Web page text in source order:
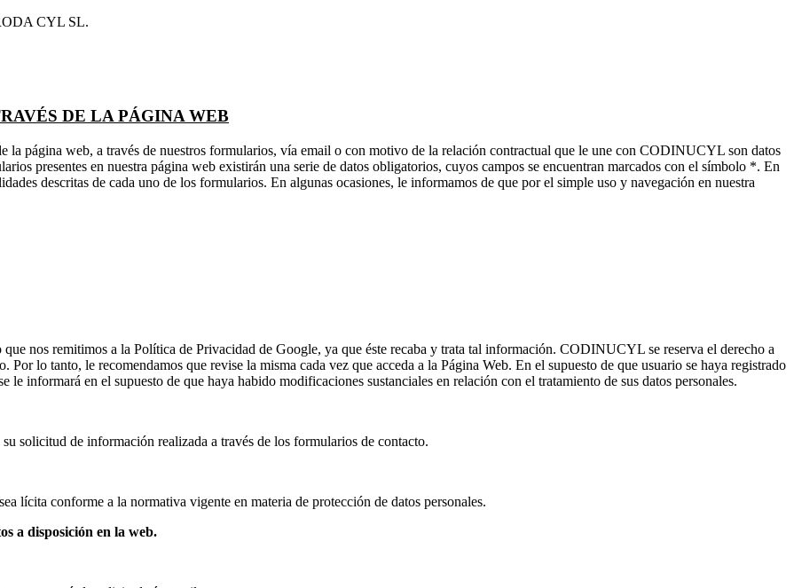
CYL SL.
DE LA PÁGINA WEB
página web, a través de nuestros formularios, vía email o con motivo de la relación contractual que le une con CODINUCYL son datos
presentes en nuestra página web existirán una serie de datos obligatorios, cuyos campos se encuentran marcados con el símbolo *. En
descritas de cada uno de los formularios. En algunas ocasiones, le informamos de que por el simple uso y navegación en nuestra
nos remitimos a la Política de Privacidad de Google, ya que éste recaba y trata tal información. CODINUCYL se reserva el derecho a
lo tanto, le recomendamos que revise la misma cada vez que acceda a la Página Web. En el supuesto de que usuario se haya registrado
le informará en el supuesto de que haya habido modificaciones sustanciales en relación con el tratamiento de sus datos personales.
solicitud de información realizada a través de los formularios de contacto.
lícita conforme a la normativa vigente en materia de protección de datos personales.
a disposición en la web.